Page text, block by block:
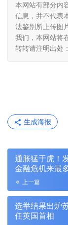
本网站有部分内
信息，并不代表
法鉴别所上传图
我们，本网站将
转转请注明出处：
生成海报
通胀猛于虎！
金融危机来最
上一篇
选举结果出炉
任英国首相